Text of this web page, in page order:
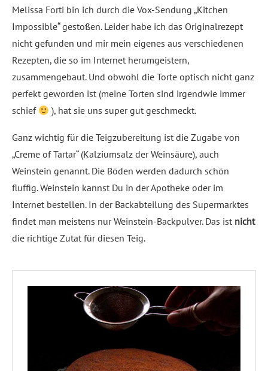
Melissa Forti bin ich durch die Vox-Sendung „Kitchen
Impossible“ gestoßen. Leider habe ich das Originalrezept
nicht gefunden und mir mein eigenes aus verschiedenen
Rezepten, die so im Internet herumgeistern,
zusammengebaut. Und obwohl die Torte optisch nicht ganz
perfekt geworden ist (meine Torten sind irgendwie immer
schief
), hat sie uns super gut geschmeckt.
Ganz wichtig für die Teigzubereitung ist die Zugabe von
„Creme of Tartar“ (Kalziumsalz der Weinsäure), auch
Weinstein genannt. Die Böden werden dadurch schön
fluffig. Weinstein kannst Du in der Apotheke oder im
Internet bestellen. In der Backabteilung des Supermarktes
findet man meistens nur Weinstein-Backpulver. Das ist nicht
die richtige Zutat für diesen Teig.